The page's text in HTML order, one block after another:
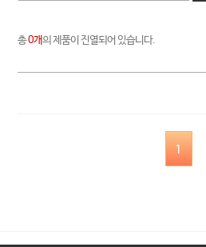
총0개의 제품이 진열되어 있습니다.
1